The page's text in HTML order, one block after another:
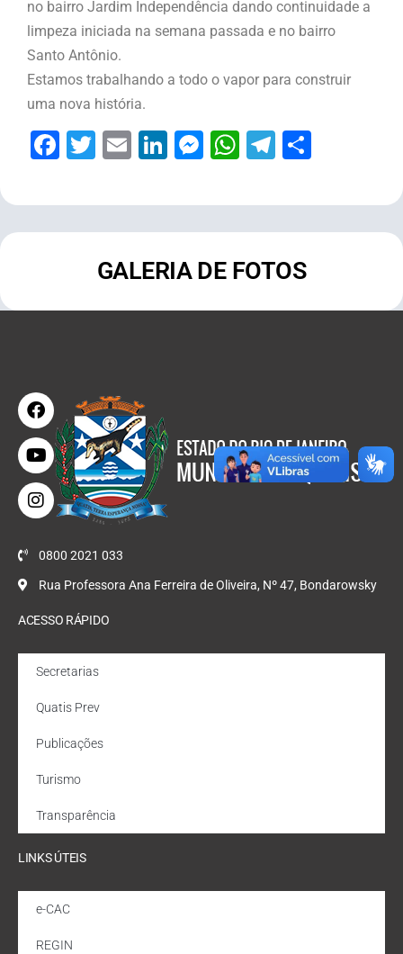
no bairro Jardim Independência dando continuidade a
limpeza iniciada na semana passada e no bairro
Santo Antônio.
Estamos trabalhando a todo o vapor para construir
uma nova história.
Facebook
Twitter
EmailLinkedIn
Messenger
WhatsApp
Telegram
GALERIA DE FOTOS
0800 2021 033
Rua Professora Ana Ferreira de Oliveira, Nº 47, Bondarowsky
ACESSO RÁPIDO
Secretarias
Quatis Prev
Publicações
Turismo
Transparência
LINKS ÚTEIS
e-CAC
REGIN